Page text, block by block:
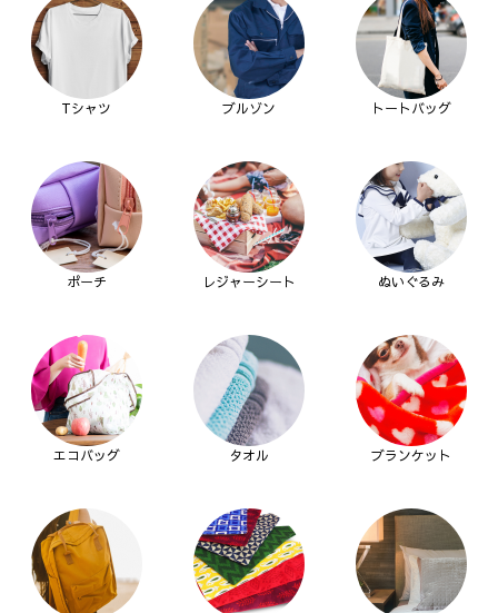
Tシャツ ブルゾン トートバッグ
ポーチ レジャーシート ぬいぐるみ
エコバッグ タオル ブランケット